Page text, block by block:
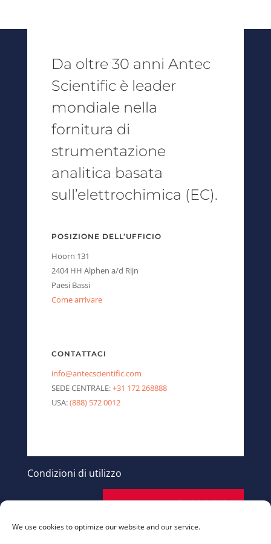
We use cookies to optimize our website and our service.
Da oltre 30 anni Antec
Scientific è leader
mondiale nella
fornitura di
strumentazione
analitica basata
sull’elettrochimica (EC).
POSIZIONE DELL’UFFICIO
Hoorn 131
2404 HH Alphen a/d Rijn
Paesi Bassi
Come arrivare
CONTATTACI
info@antecscientific.com
SEDE CENTRALE:+31 172 268888
USA:(888) 572 0012
Condizioni di utilizzo
INVIA UN MESSAGGIO